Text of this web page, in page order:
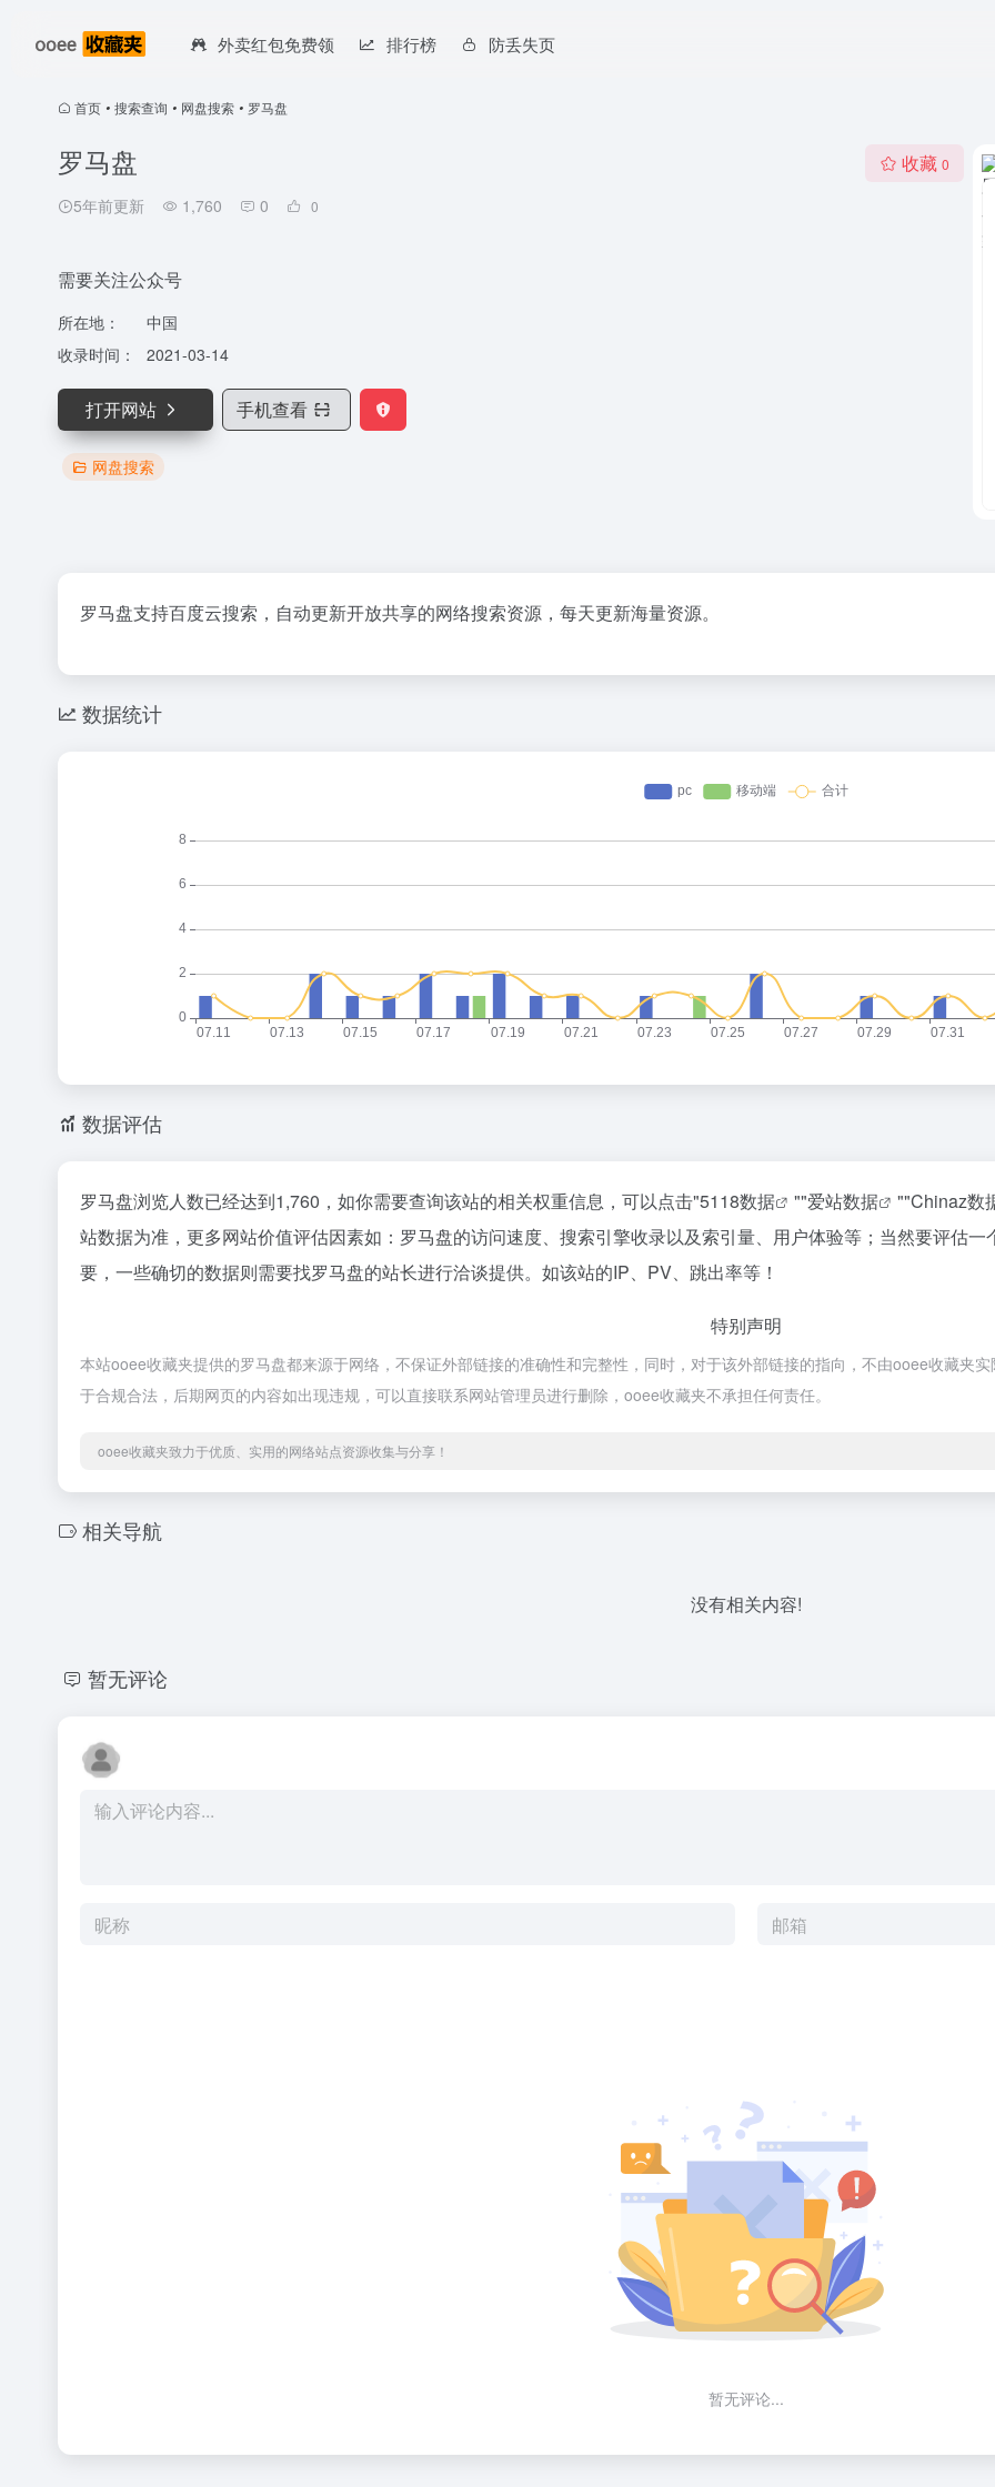
外卖红包免费领 排行榜 防丢失页
首页 • 搜索查询 • 网盘搜索 • 罗马盘
罗马盘
5年前更新 1,760 0 0
收藏 0
需要关注公众号
所在地：
中国
收录时间：
2021-03-14
打开网站 手机查看
网盘搜索
罗马盘支持百度云搜索，自动更新开放共享的网络搜索资源，每天更新海量资源。
数据统计
数据评估
罗马盘浏览人数已经达到1,760，如你需要查询该站的相关权重信息，可以点击"5118数据 ""爱站数据 ""Chinaz数
站数据为准，更多网站价值评估因素如：罗马盘的访问速度、搜索引擎收录以及索引量、用户体验等；当然要评估
要，一些确切的数据则需要找罗马盘的站长进行洽谈提供。如该站的IP、PV、跳出率等！
特别声明
本站ooee收藏夹提供的罗马盘都来源于网络，不保证外部链接的准确性和完整性，同时，对于该外部链接的指向，不由ooee收藏夹
于合规合法，后期网页的内容如出现违规，可以直接联系网站管理员进行删除，ooee收藏夹不承担任何责任。
ooee收藏夹致力于优质、实用的网络站点资源收集与分享！
相关导航
没有相关内容!
暂无评论
暂无评论...